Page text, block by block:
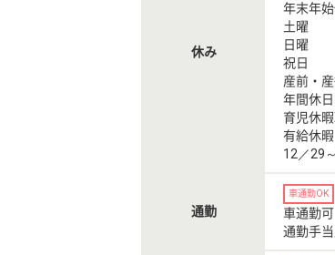
休み
年末年
土曜
日曜
祝日
産前・
年間休
育児休
有給休
12／29
通勤
車通勤OK
車通勤可
通勤手